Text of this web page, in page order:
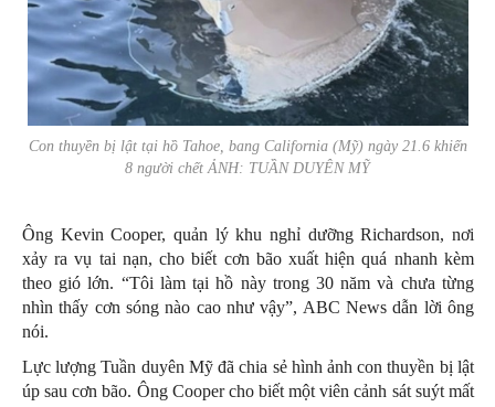
Con thuyền bị lật tại hồ Tahoe, bang California (Mỹ) ngày 21.6 khiến
8 người chết ẢNH: TUẦN DUYÊN MỸ
Ông Kevin Cooper, quản lý khu nghỉ dưỡng Richardson, nơi
xảy ra vụ tai nạn, cho biết cơn bão xuất hiện quá nhanh kèm
theo gió lớn. “Tôi làm tại hồ này trong 30 năm và chưa từng
nhìn thấy cơn sóng nào cao như vậy”, ABC News dẫn lời ông
nói.
Lực lượng Tuần duyên Mỹ đã chia sẻ hình ảnh con thuyền bị lật
úp sau cơn bão. Ông Cooper cho biết một viên cảnh sát suýt mất